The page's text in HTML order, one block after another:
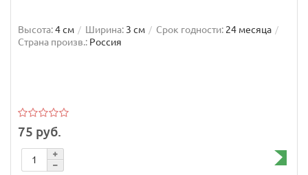
Высота:4 см Ширина: 3 см Срок годности: 24 месяца
Страна произв.: Россия
75 руб.